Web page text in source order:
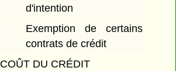
d'intention
Exemption de certains
contrats de crédit
COÛT DU CRÉDIT